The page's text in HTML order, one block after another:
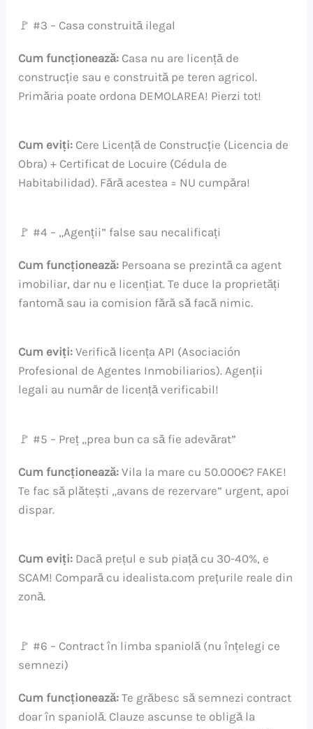
🚩 #3 – Casa construită ilegal
Cum funcționează: Casa nu are licență de
construcție sau e construită pe teren agricol.
Primăria poate ordona DEMOLAREA! Pierzi tot!
Cum eviți: Cere Licență de Construcție (Licencia de
Obra) + Certificat de Locuire (Cédula de
Habitabilidad). Fără acestea = NU cumpăra!
🚩 #4 – „Agenții” false sau necalificați
Cum funcționează: Persoana se prezintă ca agent
imobiliar, dar nu e licențiat. Te duce la proprietăți
fantomă sau ia comision fără să facă nimic.
Cum eviți: Verifică licența API (Asociación
Profesional de Agentes Inmobiliarios). Agenții
legali au număr de licență verificabil!
🚩 #5 – Preț „prea bun ca să fie adevărat”
Cum funcționează: Vila la mare cu 50.000€? FAKE!
Te fac să plătești „avans de rezervare” urgent, apoi
dispar.
Cum eviți: Dacă prețul e sub piață cu 30-40%, e
SCAM! Compară cu idealista.com prețurile reale din
zonă.
🚩 #6 – Contract în limba spaniolă (nu înțelegi ce
semnezi)
Cum funcționează: Te grăbesc să semnezi contract
doar în spaniolă. Clauze ascunse te obligă la